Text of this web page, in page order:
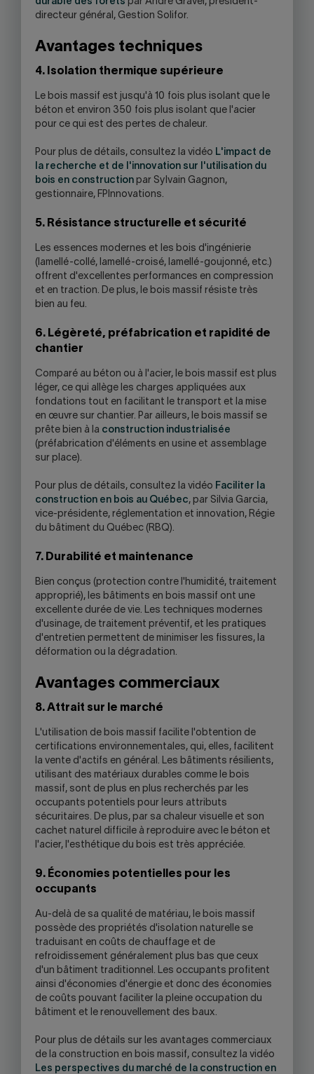
directeur général, Gestion Solifor.
Avantages techniques
4. Isolation thermique supérieure
Le bois massif est jusqu'à 10 fois plus isolant que le
béton et environ 350 fois plus isolant que l'acier
pour ce qui est des pertes de chaleur.
Pour plus de détails, consultez la vidéo L'impact de
la recherche et de l'innovation sur l'utilisation du
bois en construction par Sylvain Gagnon,
gestionnaire, FPInnovations.
5. Résistance structurelle et sécurité
Les essences modernes et les bois d'ingénierie
(lamellé-collé, lamellé-croisé, lamellé-goujonné, etc.)
offrent d'excellentes performances en compression
et en traction. De plus, le bois massif résiste très
bien au feu.
6. Légèreté, préfabrication et rapidité de
chantier
Comparé au béton ou à l'acier, le bois massif est plus
léger, ce qui allège les charges appliquées aux
fondations tout en facilitant le transport et la mise
en œuvre sur chantier. Par ailleurs, le bois massif se
prête bien à la construction industrialisée
(préfabrication d'éléments en usine et assemblage
sur place).
Pour plus de détails, consultez la vidéo Faciliter la
construction en bois au Québec, par Silvia Garcia,
vice-présidente, réglementation et innovation, Régie
du bâtiment du Québec (RBQ).
7. Durabilité et maintenance
Bien conçus (protection contre l'humidité, traitement
approprié), les bâtiments en bois massif ont une
excellente durée de vie. Les techniques modernes
d'usinage, de traitement préventif, et les pratiques
d'entretien permettent de minimiser les fissures, la
déformation ou la dégradation.
Avantages commerciaux
8. Attrait sur le marché
L'utilisation de bois massif facilite l'obtention de
certifications environnementales, qui, elles, facilitent
la vente d'actifs en général. Les bâtiments résilients,
utilisant des matériaux durables comme le bois
massif, sont de plus en plus recherchés par les
occupants potentiels pour leurs attributs
sécuritaires. De plus, par sa chaleur visuelle et son
cachet naturel difficile à reproduire avec le béton et
l'acier, l'esthétique du bois est très appréciée.
9. Économies potentielles pour les
occupants
Au-delà de sa qualité de matériau, le bois massif
possède des propriétés d'isolation naturelle se
traduisant en coûts de chauffage et de
refroidissement généralement plus bas que ceux
d'un bâtiment traditionnel. Les occupants profitent
ainsi d'économies d'énergie et donc des économies
de coûts pouvant faciliter la pleine occupation du
bâtiment et le renouvellement des baux.
Pour plus de détails sur les avantages commerciaux
de la construction en bois massif, consultez la vidéo
Les perspectives du marché de la construction en